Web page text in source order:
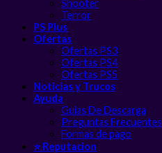
Shooter
Terror
PS Plus
Ofertas
Ofertas PS3
Ofertas PS4
Ofertas PS5
Noticias y Trucos
Ayuda
Guias De Descarga
Preguntas Frecuentes
Formas de pago
⭐ Reputacion